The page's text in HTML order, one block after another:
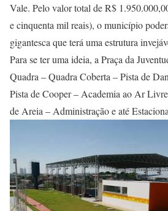
Vale. Pelo valor total de R$
e cinquenta mil reais), o município
gigantesca que terá uma estrutura
Para se ter uma ideia, a Praça da
Quadra – Quadra Coberta – Pista de
Pista de Cooper – Academia ao Ar
de Areia – Administração e até